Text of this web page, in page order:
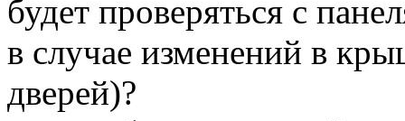
будет проверяться с
в случае изменений в
дверей)?